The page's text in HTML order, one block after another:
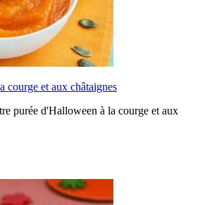
courge et aux châtaignes
purée d'Halloween à la courge et aux